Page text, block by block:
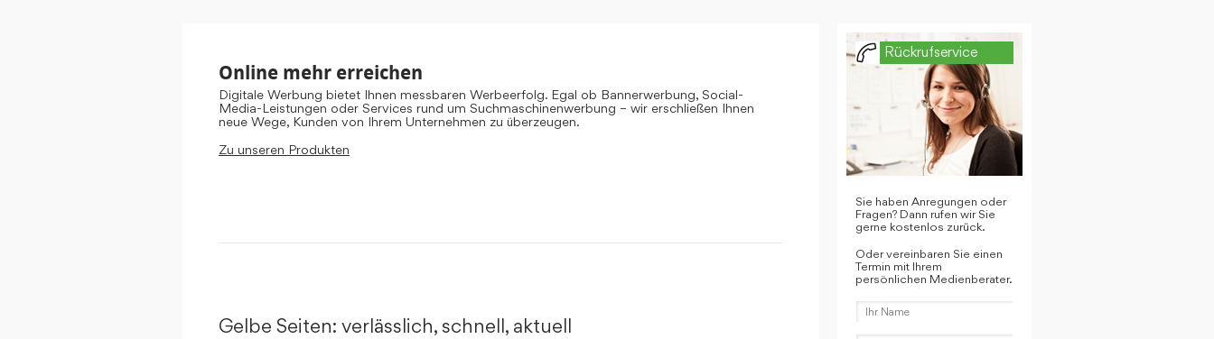
Online mehr erreichen
Digitale Werbung bietet Ihnen messbaren Werbeerfolg. Egal ob Bannerwerbung, Social-
Media-Leistungen oder Services rund um Suchmaschinenwerbung – wir erschließen Ihnen
neue Wege, Kunden von Ihrem Unternehmen zu überzeugen.
Zu unseren Produkten
Gelbe Seiten: verlässlich, schnell, aktuell
Rückrufservice
Sie haben Anregungen oder
Fragen? Dann rufen wir Sie
gerne kostenlos zurück.
Oder vereinbaren Sie einen
Termin mit Ihrem
persönlichen Medienberater.